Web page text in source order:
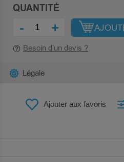
QUANTITÉ
- +
Besoin d’un devis ?
Ajouter aux favoris
Légale